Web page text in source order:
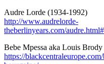
Audre Lorde (1934-1992)
http://www.audrelorde-
theberlinyears.com/
Bebe Mpessa aka Louis
https://